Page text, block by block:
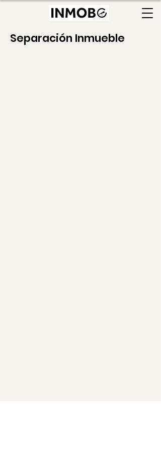
Separación Inmueble